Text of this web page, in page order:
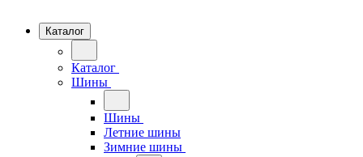
Каталог
Каталог
Шины
Шины
Летние шины
Зимние шины